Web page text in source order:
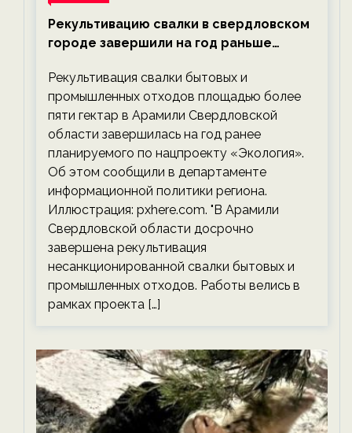
Рекультивацию свалки в свердловском
городе завершили на год раньше
экологии на ECOportal
Рекультивация свалки бытовых и
промышленных отходов площадью более
пяти гектар в Арамили Свердловской
области завершилась на год ранее
планируемого по нацпроекту «Экология».
Об этом сообщили в департаменте
информационной политики региона.
Иллюстрация: pxhere.com. "В Арамили
Свердловской области досрочно
завершена рекультивация
несанкционированной свалки бытовых и
промышленных отходов. Работы велись в
рамках проекта […]